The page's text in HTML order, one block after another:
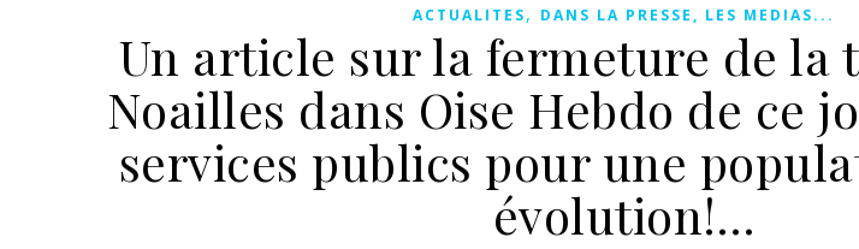
ACTUALITES, DANS LA PRESSE, LES MEDIAS...
Un article sur la fermeture de la
Noailles dans Oise Hebdo de ce
services publics pour une
évolution!…